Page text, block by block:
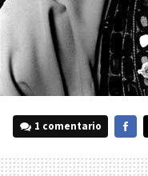
1 comentario